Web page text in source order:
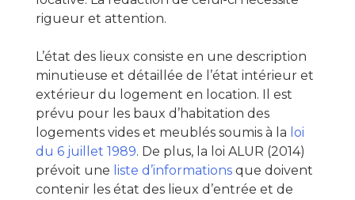
rigueur et attention.
L’état des lieux consiste en une description
minutieuse et détaillée de l’état intérieur et
extérieur du logement en location. Il est
prévu pour les baux d’habitation des
logements vides et meublés soumis à la loi
du 6 juillet 1989. De plus, la loi ALUR (2014)
prévoit une liste d’informations que doivent
contenir les état des lieux d’entrée et de